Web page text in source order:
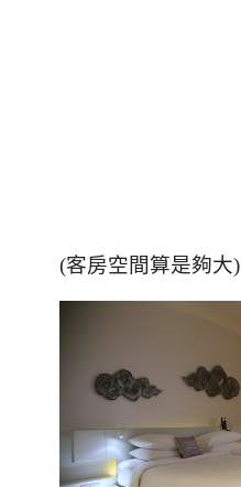
(客房空間算是夠大)